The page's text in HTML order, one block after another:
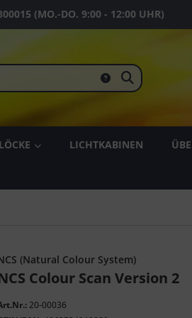
(MO.-DO. 9:00 - 12:00 UHR)
LICHTKABINEN
(Natural Colour System)
Colour Scan Version 2
20-00036